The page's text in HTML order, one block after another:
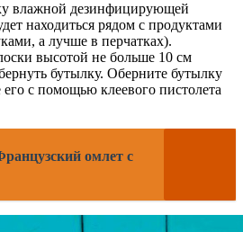
влажной дезинфицирующей
находиться рядом с продуктами
а лучше в перчатках).
высотой не больше 10 см
бутылку. Оберните бутылку
с помощью клеевого пистолета
омлет с